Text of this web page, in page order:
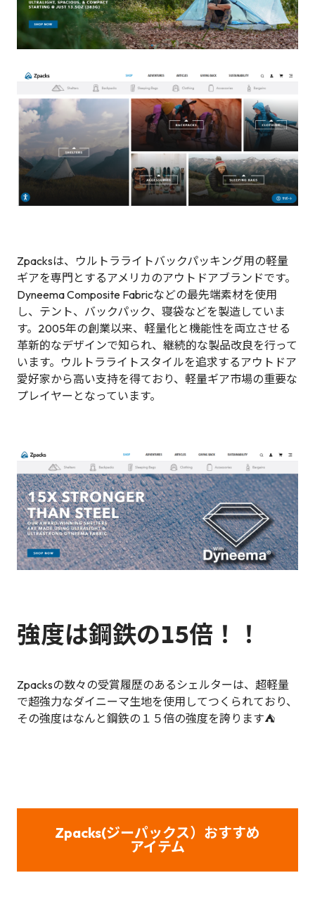
Zpacksは、ウルトラライトバックパッキング用の軽量
ギアを専門とするアメリカのアウトドアブランドです。
Dyneema Composite Fabricなどの最先端素材を使用
し、テント、バックパック、寝袋などを製造していま
す。2005年の創業以来、軽量化と機能性を両立させる
革新的なデザインで知られ、継続的な製品改良を行って
います。ウルトラライトスタイルを追求するアウトドア
愛好家から高い支持を得ており、軽量ギア市場の重要な
プレイヤーとなっています。
強度は鋼鉄の15倍！！
Zpacksの数々の受賞履歴のあるシェルターは、超軽量
で超強力なダイニーマ生地を使用してつくられており、
その強度はなんと鋼鉄の１５倍の強度を誇ります⛺
Zpacks(ジーパックス）おすすめ
アイテム